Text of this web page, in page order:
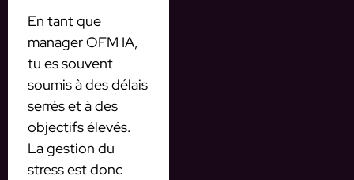
En tant que
manager OFM IA,
tu es souvent
soumis à des délais
serrés et à des
objectifs élevés.
La gestion du
stress est donc